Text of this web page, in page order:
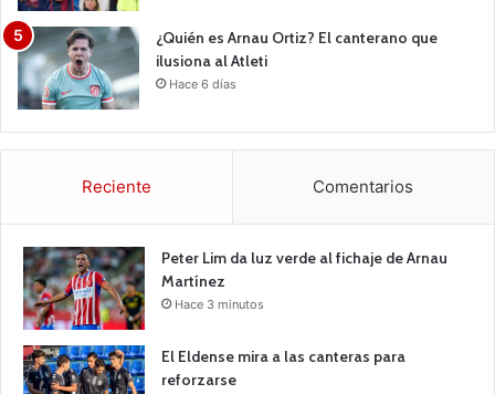
¿Quién es Arnau Ortiz? El canterano que
ilusiona al Atleti
Hace 6 días
Reciente Comentarios
Peter Lim da luz verde al fichaje de Arnau
Martínez
Hace 3 minutos
El Eldense mira a las canteras para
reforzarse